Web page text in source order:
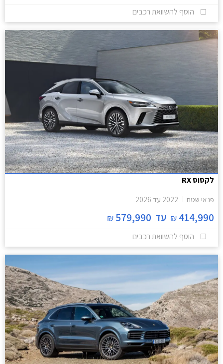
הוסף להשוואת רכבים
לקסוס RX
פנאי שטח 2022 עד 2026
414,990
₪ עד 579,990
₪
הוסף להשוואת רכבים